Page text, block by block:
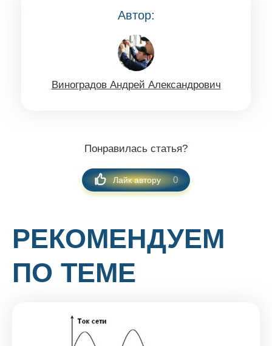
Автор:
Винoгрaдов Aндрeй Aлексaндрoвич
Понравилась статья?
Лайк автору 0
РЕКОМЕНДУЕМ
ПО ТЕМЕ